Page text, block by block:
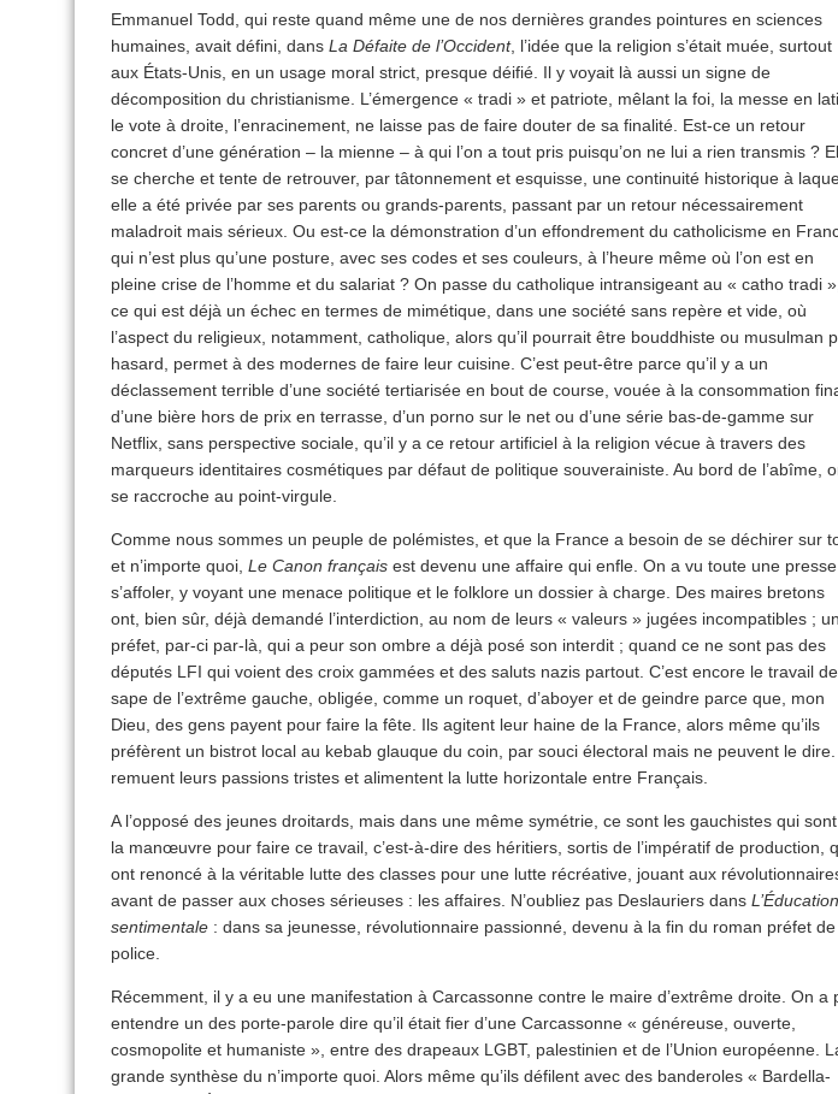
Emmanuel Todd, qui reste quand même une de nos dernières grandes pointures en sciences
humaines, avait défini, dans La Défaite de l’Occident, l’idée que la religion s’était muée, surtout
aux États-Unis, en un usage moral strict, presque déifié. Il y voyait là aussi un signe de
décomposition du christianisme. L’émergence « tradi » et patriote, mêlant la foi, la messe en
le vote à droite, l’enracinement, ne laisse pas de faire douter de sa finalité. Est-ce un retour
concret d’une génération – la mienne – à qui l’on a tout pris puisqu’on ne lui a rien transmis ?
se cherche et tente de retrouver, par tâtonnement et esquisse, une continuité historique à
elle a été privée par ses parents ou grands-parents, passant par un retour nécessairement
maladroit mais sérieux. Ou est-ce la démonstration d’un effondrement du catholicisme en
qui n’est plus qu’une posture, avec ses codes et ses couleurs, à l’heure même où l’on est en
pleine crise de l’homme et du salariat ? On passe du catholique intransigeant au « catho tradi »,
ce qui est déjà un échec en termes de mimétique, dans une société sans repère et vide, où
l’aspect du religieux, notamment, catholique, alors qu’il pourrait être bouddhiste ou musulman
hasard, permet à des modernes de faire leur cuisine. C’est peut-être parce qu’il y a un
déclassement terrible d’une société tertiarisée en bout de course, vouée à la consommation
d’une bière hors de prix en terrasse, d’un porno sur le net ou d’une série bas-de-gamme sur
Netflix, sans perspective sociale, qu’il y a ce retour artificiel à la religion vécue à travers des
marqueurs identitaires cosmétiques par défaut de politique souverainiste. Au bord de l’abîme,
se raccroche au point-virgule.
Comme nous sommes un peuple de polémistes, et que la France a besoin de se déchirer sur
et n’importe quoi, Le Canon français est devenu une affaire qui enfle. On a vu toute une presse
s’affoler, y voyant une menace politique et le folklore un dossier à charge. Des maires bretons
ont, bien sûr, déjà demandé l’interdiction, au nom de leurs « valeurs » jugées incompatibles ; un
préfet, par-ci par-là, qui a peur son ombre a déjà posé son interdit ; quand ce ne sont pas des
députés LFI qui voient des croix gammées et des saluts nazis partout. C’est encore le travail de
sape de l’extrême gauche, obligée, comme un roquet, d’aboyer et de geindre parce que, mon
Dieu, des gens payent pour faire la fête. Ils agitent leur haine de la France, alors même qu’ils
préfèrent un bistrot local au kebab glauque du coin, par souci électoral mais ne peuvent le
remuent leurs passions tristes et alimentent la lutte horizontale entre Français.
A l’opposé des jeunes droitards, mais dans une même symétrie, ce sont les gauchistes qui
la manœuvre pour faire ce travail, c’est-à-dire des héritiers, sortis de l’impératif de production,
ont renoncé à la véritable lutte des classes pour une lutte récréative, jouant aux
avant de passer aux choses sérieuses : les affaires. N’oubliez pas Deslauriers dans L’Éducation
sentimentale : dans sa jeunesse, révolutionnaire passionné, devenu à la fin du roman préfet de
police.
Récemment, il y a eu une manifestation à Carcassonne contre le maire d’extrême droite. On a
entendre un des porte-parole dire qu’il était fier d’une Carcassonne « généreuse, ouverte,
cosmopolite et humaniste », entre des drapeaux LGBT, palestinien et de l’Union européenne.
grande synthèse du n’importe quoi. Alors même qu’ils défilent avec des banderoles « Bardella-